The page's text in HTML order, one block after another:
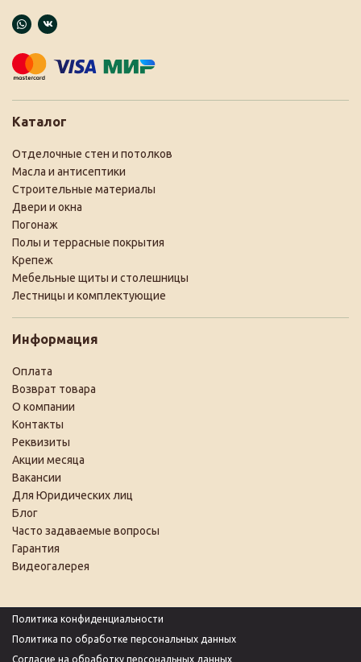
Каталог
Отделочные стен и потолков
Масла и антисептики
Строительные материалы
Двери и окна
Погонаж
Полы и террасные покрытия
Крепеж
Мебельные щиты и столешницы
Лестницы и комплектующие
Информация
Оплата
Возврат товара
О компании
Контакты
Реквизиты
Акции месяца
Вакансии
Для Юридических лиц
Блог
Часто задаваемые вопросы
Гарантия
Видеогалерея
Политика конфиденциальности
Политика по обработке персональных данных
Согласие на обработку персональных данных